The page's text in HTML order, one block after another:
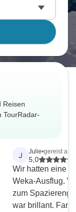
Reisen
TourRadar-
J Julie•gereist am
5,0
Wir hatten eine
Weka-Ausflug.
zum
war brillant.